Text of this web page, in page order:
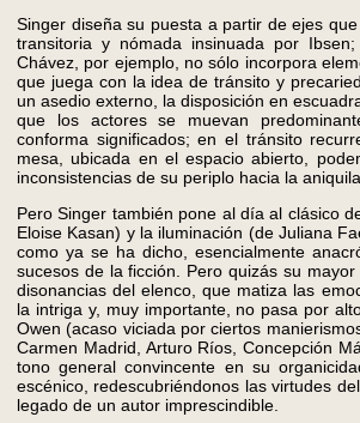
Singer diseña su puesta a partir de ejes
transitoria y nómada insinuada por
Chávez, por ejemplo, no sólo incorpora
que juega con la idea de tránsito y
un asedio externo, la disposición en
que los actores se muevan
conforma significados; en el tránsito
mesa, ubicada en el espacio abierto,
inconsistencias de su periplo hacia la
Pero Singer también pone al día al clásico
Eloise Kasan) y la iluminación (de Juliana
como ya se ha dicho, esencialmente
sucesos de la ficción. Pero quizás su
disonancias del elenco, que matiza las
la intriga y, muy importante, no pasa por
Owen (acaso viciada por ciertos
Carmen Madrid, Arturo Ríos, Concepción
tono general convincente en su
escénico, redescubriéndonos las virtudes
legado de un autor imprescindible.